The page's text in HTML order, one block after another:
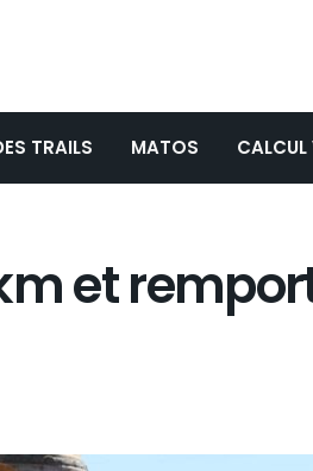
TRAILS MATOS
et